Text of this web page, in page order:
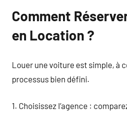
Comment
en Location ?
Louer une voiture est simple, à
processus bien défini.
1. Choisissez l’agence :